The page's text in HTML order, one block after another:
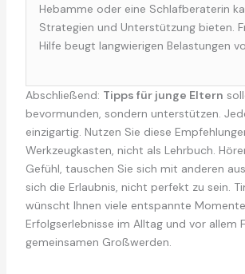
Hebamme oder eine Schlafberaterin
Strategien und Unterstützung bieten.
Hilfe beugt langwierigen Belastungen
Abschließend: Tipps für junge Eltern
bevormunden, sondern unterstützen.
einzigartig. Nutzen Sie diese
Werkzeugkasten, nicht als Lehrbuch.
Gefühl, tauschen Sie sich mit anderen
sich die Erlaubnis, nicht perfekt zu sein.
wünscht Ihnen viele entspannte
Erfolgserlebnisse im Alltag und vor allem
gemeinsamen Großwerden.